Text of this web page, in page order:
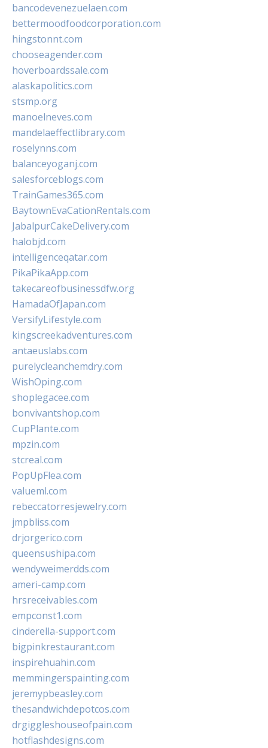
bancodevenezuelaen.com
bettermoodfoodcorporation.com
hingstonnt.com
chooseagender.com
hoverboardssale.com
alaskapolitics.com
stsmp.org
manoelneves.com
mandelaeffectlibrary.com
roselynns.com
balanceyoganj.com
salesforceblogs.com
TrainGames365.com
BaytownEvaCationRentals.com
JabalpurCakeDelivery.com
halobjd.com
intelligenceqatar.com
PikaPikaApp.com
takecareofbusinessdfw.org
HamadaOfJapan.com
VersifyLifestyle.com
kingscreekadventures.com
antaeuslabs.com
purelycleanchemdry.com
WishOping.com
shoplegacee.com
bonvivantshop.com
CupPlante.com
mpzin.com
stcreal.com
PopUpFlea.com
valueml.com
rebeccatorresjewelry.com
jmpbliss.com
drjorgerico.com
queensushipa.com
wendyweimerdds.com
ameri-camp.com
hrsreceivables.com
empconst1.com
cinderella-support.com
bigpinkrestaurant.com
inspirehuahin.com
memmingerspainting.com
jeremypbeasley.com
thesandwichdepotcos.com
drgiggleshouseofpain.com
hotflashdesigns.com